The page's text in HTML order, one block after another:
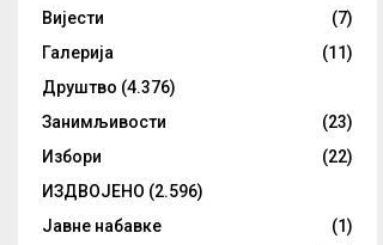
Вијести
(7)
Галерија
(11)
Друштво (4.376)
Занимљивости
(23)
Избори
(22)
ИЗДВОЈЕНО (2.596)
Јавне набавке
(1)